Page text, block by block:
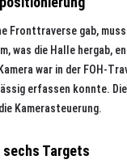
Fronttraverse gab,
was die Halle hergab,
war in der FOH-
erfassen konnte.
Kamerasteuerung.
sechs Targets